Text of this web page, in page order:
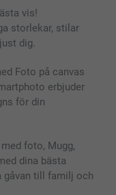
vis!
storlekar, stilar
dig.
Foto på canvas
erbjuder
för din
foto, Mugg,
dina bästa
gåvan till familj och